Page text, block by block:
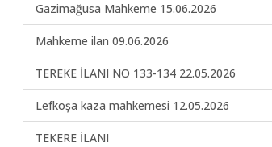
Gazimağusa Mahkeme 15.06.2026
Mahkeme ilan 09.06.2026
TEREKE İLANI NO 133-134 22.05.2026
Lefkoşa kaza mahkemesi 12.05.2026
TEKERE İLANI